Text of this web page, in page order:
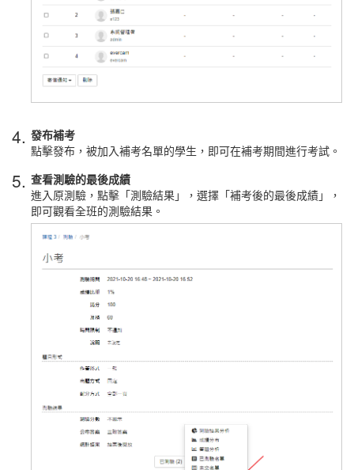
4. 發布補考
點擊發布，被加入補考名單的學生，即可在補考期間進行考試。
5. 查看測驗的最後成績
進入原測驗，點擊「測驗結果」，選擇「補考後的最後成績」，
即可觀看全班的測驗結果。